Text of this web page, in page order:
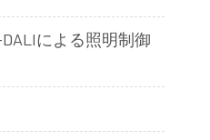
による照明制御